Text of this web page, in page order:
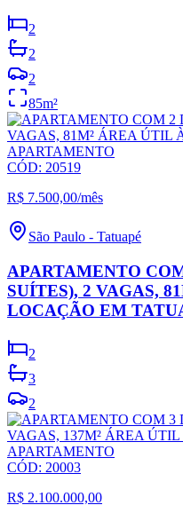
2
2
2
85m²
APARTAMENTO
CÓD: 20519
R$ 7.500,00/mês
São Paulo - Tatuapé
APARTAMENTO
SUÍTES), 2 VAGAS,
LOCAÇÃO EM
2
3
2
APARTAMENTO
CÓD: 20003
R$ 2.100.000,00